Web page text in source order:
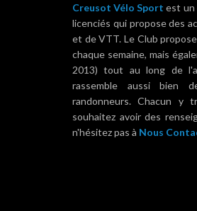
Creusot Vélo Sport est un
licenciés qui propose des
et de VTT. Le Club
chaque semaine, mais
2013) tout au long de
rassemble aussi bien
randonneurs. Chacun y
souhaitez avoir des
n'hésitez pas à Nous